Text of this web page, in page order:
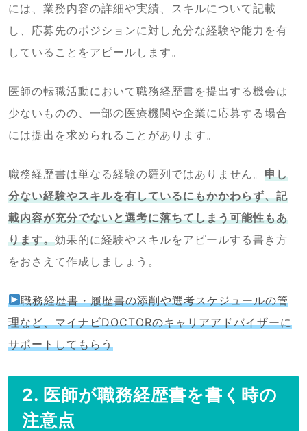
には、業務内容の詳細や実績、スキルについて記載
し、応募先のポジションに対し充分な経験や能力を有
していることをアピールします。
医師の転職活動において職務経歴書を提出する機会は
少ないものの、一部の医療機関や企業に応募する場合
には提出を求められることがあります。
職務経歴書は単なる経験の羅列ではありません。 申し
分ない経験やスキルを有しているにもかかわらず、記
載内容が充分でないと選考に落ちてしまう可能性もあ
ります。効果的に経験やスキルをアピールする書き方
をおさえて作成しましょう。
職務経歴書・履歴書の添削や選考スケジュールの管
理など、マイナビDOCTORのキャリアアドバイザーに
サポートしてもらう
2. 医師が職務経歴書を書く時の
注意点